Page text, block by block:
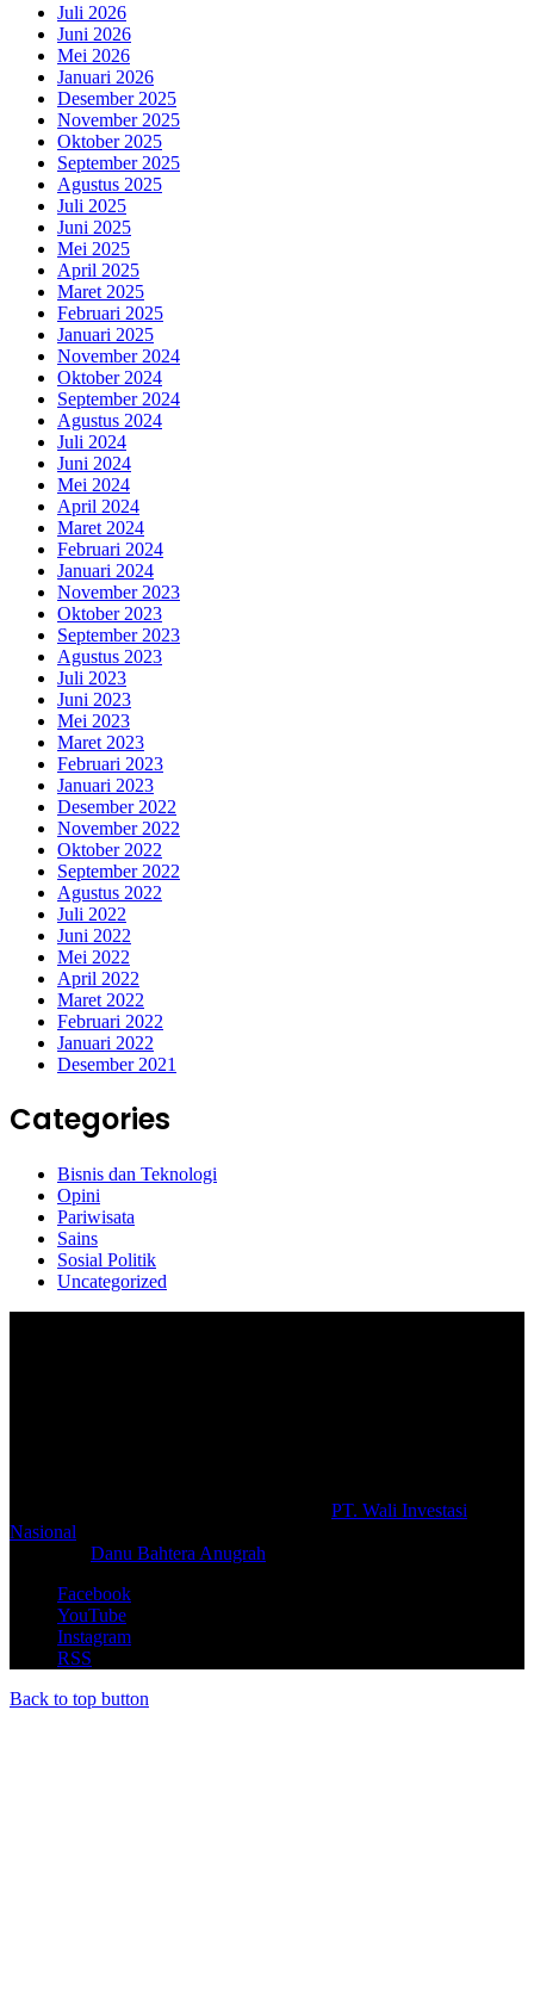
Juli 2026
Juni 2026
Mei 2026
Januari 2026
Desember 2025
November 2025
Oktober 2025
September 2025
Agustus 2025
Juli 2025
Juni 2025
Mei 2025
April 2025
Maret 2025
Februari 2025
Januari 2025
November 2024
Oktober 2024
September 2024
Agustus 2024
Juli 2024
Juni 2024
Mei 2024
April 2024
Maret 2024
Februari 2024
Januari 2024
November 2023
Oktober 2023
September 2023
Agustus 2023
Juli 2023
Juni 2023
Mei 2023
Maret 2023
Februari 2023
Januari 2023
Desember 2022
November 2022
Oktober 2022
September 2022
Agustus 2022
Juli 2022
Juni 2022
Mei 2022
April 2022
Maret 2022
Februari 2022
Januari 2022
Desember 2021
Categories
Bisnis dan Teknologi
Opini
Pariwisata
Sains
Sosial Politik
Uncategorized
PT. Wali Investasi
Nasional
Danu Bahtera Anugrah
Facebook
YouTube
Instagram
RSS
Back to top button